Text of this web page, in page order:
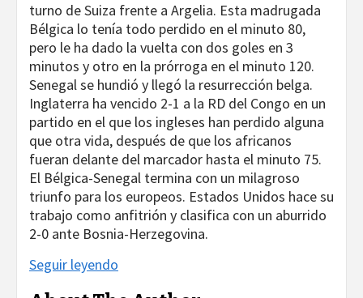
turno de Suiza frente a Argelia. Esta madrugada
Bélgica lo tenía todo perdido en el minuto 80,
pero le ha dado la vuelta con dos goles en 3
minutos y otro en la prórroga en el minuto 120.
Senegal se hundió y llegó la resurrección belga.
Inglaterra ha vencido 2-1 a la RD del Congo en un
partido en el que los ingleses han perdido alguna
que otra vida, después de que los africanos
fueran delante del marcador hasta el minuto 75.
El Bélgica-Senegal termina con un milagroso
triunfo para los europeos. Estados Unidos hace su
trabajo como anfitrión y clasifica con un aburrido
2-0 ante Bosnia-Herzegovina.
Seguir leyendo